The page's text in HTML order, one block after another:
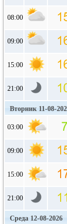
08:00
09:00
15:00
21:00
Вторник 11-08-
03:00
09:00
15:00
21:00
Среда 12-08-2026